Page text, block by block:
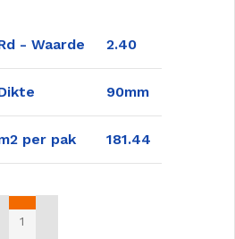
- Waarde 2.40
90mm
per pak 181.44
TOEVOEGEN AAN WINKELWAGEN